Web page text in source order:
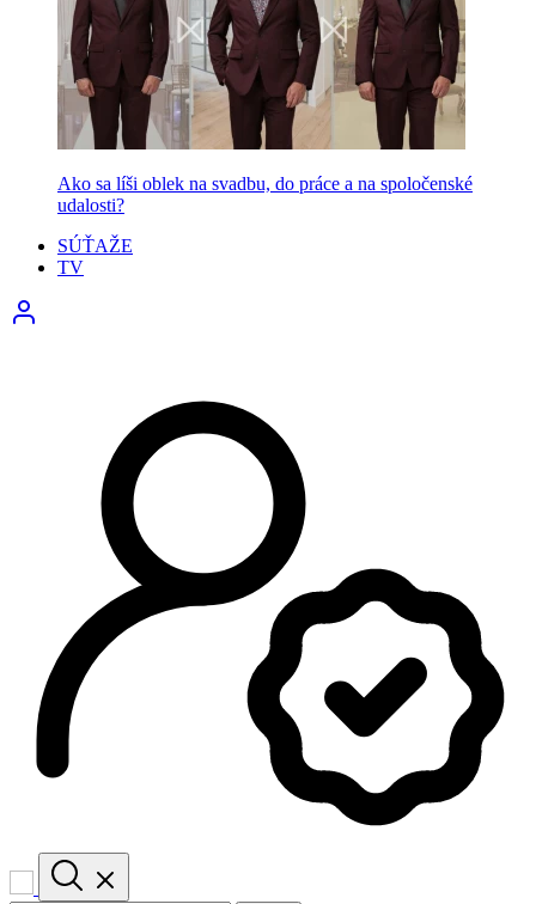
Ako sa líši oblek na svadbu, do práce a na spoločenské
udalosti?
SÚŤAŽE
TV